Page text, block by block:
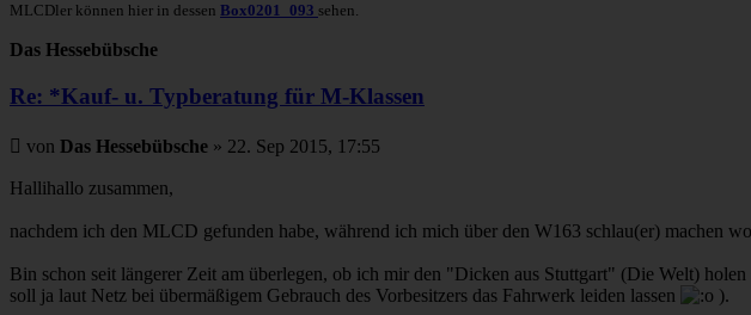
MLCDler können hier in dessen Box0201_093 sehen.
Das Hessebübsche
Re: *Kauf- u. Typberatung für M-Klassen
Beitrag
von Das Hessebübsche » 22. Sep 2015, 17:55
Hallihallo zusammen,
nachdem ich den MLCD gefunden habe, während ich mich über den W163 schlau(er) machen
Bin schon seit längerer Zeit am überlegen, ob ich mir den "Dicken aus Stuttgart" (Die Welt)
soll ja laut Netz bei übermäßigem Gebrauch des Vorbesitzers das Fahrwerk leiden lassen
).